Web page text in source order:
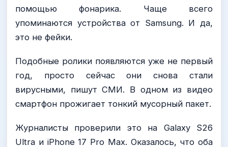
помощью фонарика. Чаще всего
упоминаются устройства от Samsung. И да,
это не фейки.
Подобные ролики появляются уже не первый
год, просто сейчас они снова стали
вирусными, пишут СМИ. В одном из видео
смартфон прожигает тонкий мусорный пакет.
Журналисты проверили это на Galaxy S26
Ultra и iPhone 17 Pro Max. Оказалось, что оба